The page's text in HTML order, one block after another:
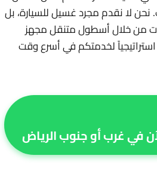
نحن لا نقدم مجرد غسيل للسيارة، بل
من خلال أسطول متنقل مجهز
استراتيجياً لخدمتكم في أسرع وقت
في غرب أو جنوب الرياض